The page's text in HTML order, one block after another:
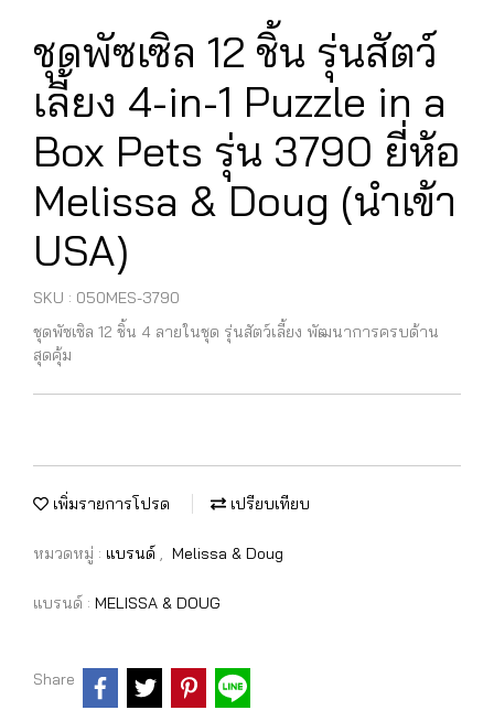
ชุดพัซเซิล 12 ชิ้น รุ่นสัตว์
เลี้ยง 4-in-1 Puzzle in a
Box Pets รุ่น 3790 ยี่ห้อ
Melissa & Doug (นำเข้า
USA)
SKU : 050MES-3790
ชุดพัซเซิล 12 ชิ้น 4 ลายในชุด รุ่นสัตว์เลี้ยง พัฒนาการครบด้าน
สุดคุ้ม
เพิ่มรายการโปรด เปรียบเทียบ
หมวดหมู่ : แบรนด์ , Melissa & Doug
แบรนด์ : MELISSA & DOUG
Share